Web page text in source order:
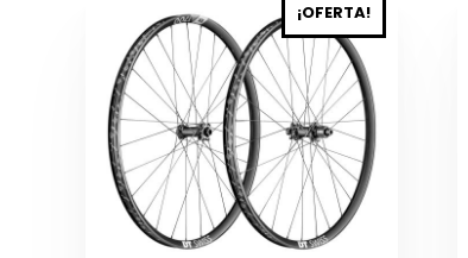
¡OFERTA!
producto
tiene
múltiples
variantes.
Las
opciones
se
pueden
elegir